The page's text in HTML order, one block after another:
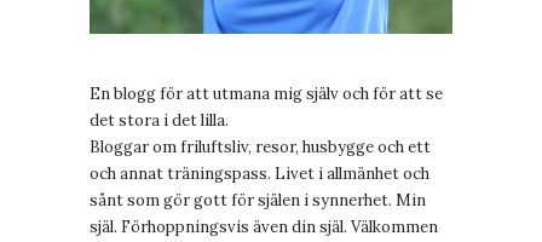
En blogg för att utmana mig själv och för att se
det stora i det lilla.
Bloggar om friluftsliv, resor, husbygge och ett
och annat träningspass. Livet i allmänhet och
sånt som gör gott för själen i synnerhet. Min
själ. Förhoppningsvis även din själ. Välkommen